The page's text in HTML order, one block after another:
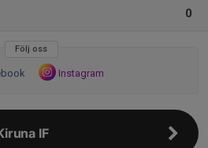
0
Följ oss
Instagram
IF